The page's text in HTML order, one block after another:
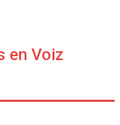
en Voiz